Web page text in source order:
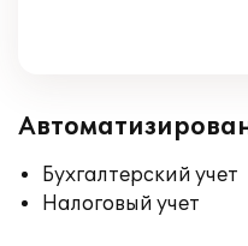
Бухгалтерский учет
Налоговый учет